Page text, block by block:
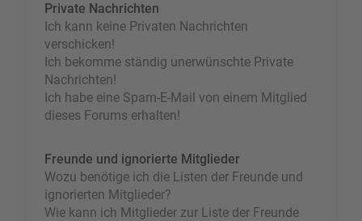
Private Nachrichten
Ich kann keine Privaten Nachrichten
verschicken!
Ich bekomme ständig unerwünschte Private
Nachrichten!
Ich habe eine Spam-E-Mail von einem Mitglied
dieses Forums erhalten!
Freunde und ignorierte Mitglieder
Wozu benötige ich die Listen der Freunde und
ignorierten Mitglieder?
Wie kann ich Mitglieder zur Liste der Freunde